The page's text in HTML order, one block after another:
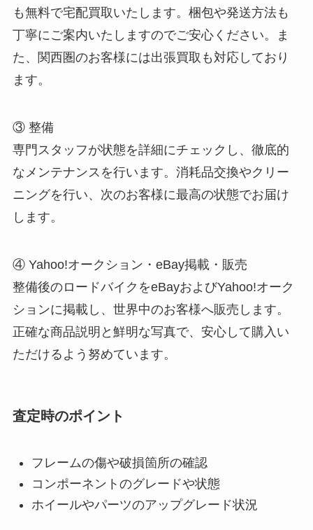
も無料で宅配買取いたします。梱包や発送方法も
丁寧にご案内いたしますのでご安心ください。ま
た、関西圏のお客様には出張買取も対応しており
ます。
③ 整備
専門スタッフが状態を詳細にチェックし、徹底的
なメンテナンスを行います。消耗品交換やクリー
ニングを行い、次のお客様に最高の状態でお届け
します。
④ Yahoo!オークション・eBay掲載・販売
整備後のロードバイクをeBayおよびYahoo!オーク
ションに掲載し、世界中のお客様へ販売します。
正確な商品説明と鮮明な写真で、安心して購入い
ただけるよう努めています。
査定時のポイント
フレームの傷や破損箇所の確認
コンポーネントのグレードや状態
ホイールやパーツのアップグレード状況